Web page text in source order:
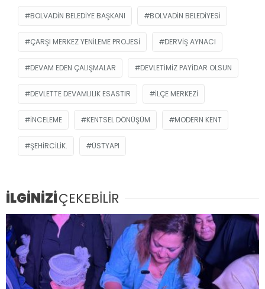
BOLVADIN BELEDIYE BAŞKANI BOLVADIN BELEDIYESI
ÇARŞI MERKEZ YENILEME PROJESI DERVIŞ AYNACI
DEVAM EDEN ÇALIŞMALAR DEVLETIMIZ PAYIDAR OLSUN
DEVLETTE DEVAMLILIK ESASTIR İLÇE MERKEZI
INCELEME KENTSEL DÖNÜŞÜM MODERN KENT
ŞEHIRCILIK. ÜSTYAPI
İLGİNİZİÇEKEBİLİR